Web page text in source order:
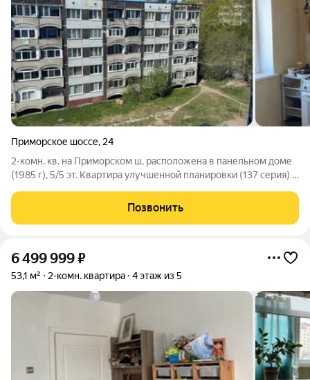
Приморское шоссе, 24
2-комн. кв. на Приморском ш, расположена в панельном доме
(1985 г), 5/5 эт. Квартира улучшенной планировки (137 серия) в
29.9 кв. м (17/12.9), кухня 8.4 кв. м. Просторная прихожая,
Позвонить
6 499 999₽
53,1 м² 2-комн. квартира 4 этаж из 5